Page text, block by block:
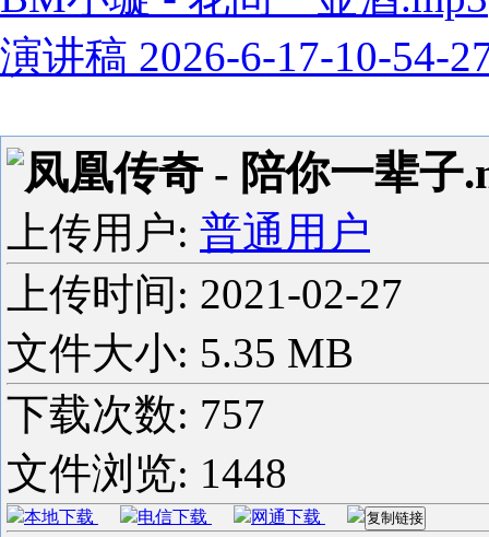
演讲稿 2026-6-17-10-54-
凤凰传奇 - 陪你一辈子
上传用户: 普通用户
上传时间: 2021-02-27
文件大小: 5.35 MB
下载次数: 757
文件浏览: 1448
本地下载 电信下载 网通下载 复制链接